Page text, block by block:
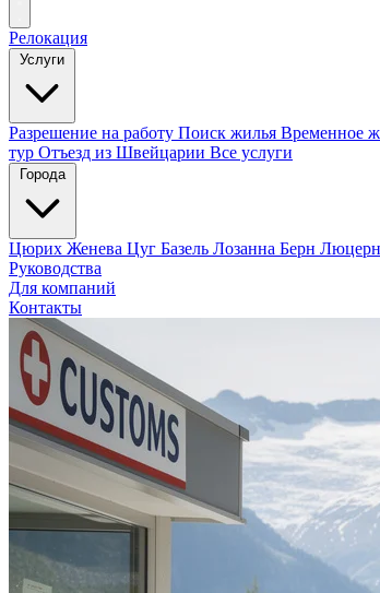
Релокация
Услуги
Разрешение на работу Поиск жилья Временное
тур Отъезд из Швейцарии Все услуги
Города
Цюрих Женева Цуг Базель Лозанна Берн Люцерн
Руководства
Для компаний
Контакты